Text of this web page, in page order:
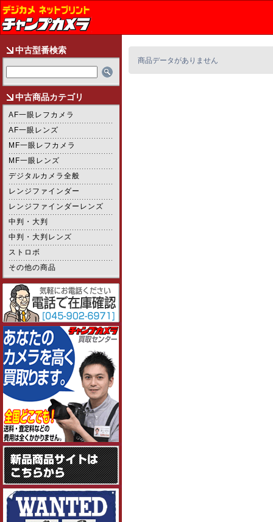
中古型番検索
中古商品カテゴリ
AF一眼レフカメラ
AF一眼レンズ
MF一眼レフカメラ
MF一眼レンズ
デジタルカメラ全般
レンジファインダー
レンジファインダーレンズ
中判・大判
中判・大判レンズ
ストロボ
その他の商品
商品データがありません